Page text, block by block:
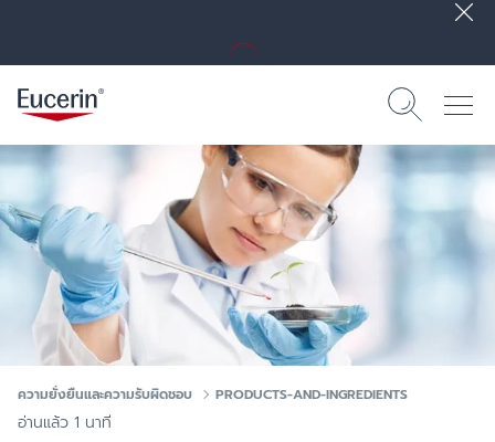
ความยั่งยืนและความรับผิดชอบ PRODUCTS-AND-INGREDIENTS
อ่านแล้ว 1 นาที